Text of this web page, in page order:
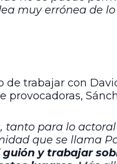
muy errónea de lo
de trabajar con
provocadoras,
para lo
que se llama
y trabajar